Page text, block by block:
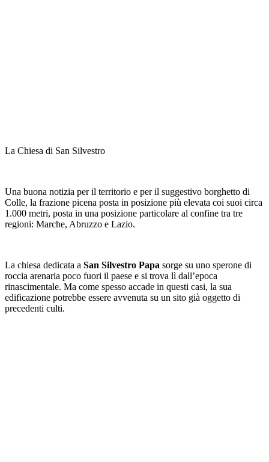
La Chiesa di San Silvestro
Una buona notizia per il territorio e per il suggestivo borghetto di
Colle, la frazione picena posta in posizione più elevata coi suoi circa
1.000 metri, posta in una posizione particolare al confine tra tre
regioni: Marche, Abruzzo e Lazio.
La chiesa dedicata a San Silvestro Papa sorge su uno sperone di
roccia arenaria poco fuori il paese e si trova lì dall’epoca
rinascimentale. Ma come spesso accade in questi casi, la sua
edificazione potrebbe essere avvenuta su un sito già oggetto di
precedenti culti.